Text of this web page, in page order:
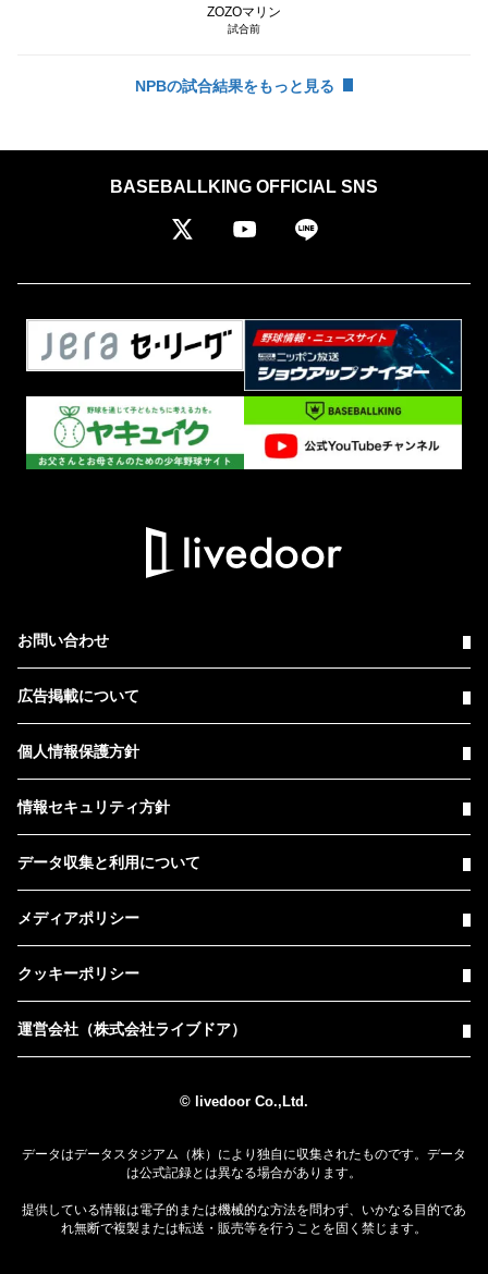
ZOZOマリン
試合前
NPBの試合結果をもっと見る
BASEBALLKING OFFICIAL SNS
お問い合わせ
広告掲載について
個人情報保護方針
情報セキュリティ方針
データ収集と利用について
メディアポリシー
クッキーポリシー
運営会社（株式会社ライブドア）
© livedoor Co.,Ltd.
データはデータスタジアム（株）により独自に収集されたものです。データ
は公式記録とは異なる場合があります。
提供している情報は電子的または機械的な方法を問わず、いかなる目的であ
れ無断で複製または転送・販売等を行うことを固く禁じます。